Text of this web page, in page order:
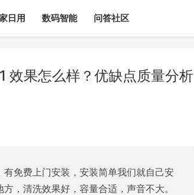
日用 数码智能 问答社区
效果怎么样？优缺点质量分析
免费上门安装，安装简单我们就自己安
，清洗效果好，容量合适，声音不大。